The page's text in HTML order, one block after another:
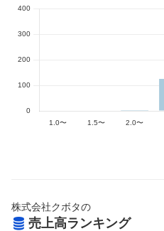
株式会社クボタの
売上高ランキング